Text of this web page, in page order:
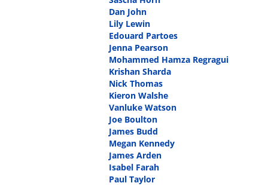
Dan John
Lily Lewin
Edouard Partoes
Jenna Pearson
Mohammed Hamza Regragui
Krishan Sharda
Nick Thomas
Kieron Walshe
Vanluke Watson
Joe Boulton
James Budd
Megan Kennedy
James Arden
Isabel Farah
Paul Taylor